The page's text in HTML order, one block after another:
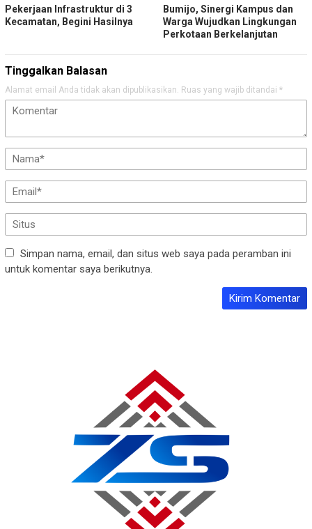
Pekerjaan Infrastruktur di 3
Kecamatan, Begini Hasilnya
Bumijo, Sinergi Kampus dan
Warga Wujudkan Lingkungan
Perkotaan Berkelanjutan
Tinggalkan Balasan
Alamat email Anda tidak akan dipublikasikan. Ruas yang wajib ditandai *
Simpan nama, email, dan situs web saya pada peramban ini
untuk komentar saya berikutnya.